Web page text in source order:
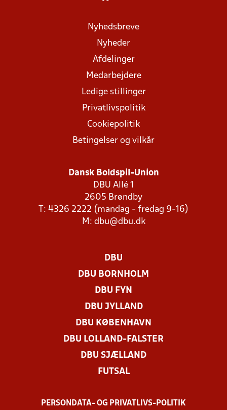
Nyhedsbreve
Nyheder
Afdelinger
Medarbejdere
Ledige stillinger
Privatlivspolitik
Cookiepolitik
Betingelser og vilkår
Dansk Boldspil-Union
DBU Allé 1
2605 Brøndby
T: 4326 2222 (mandag - fredag 9-16)
M: dbu@dbu.dk
DBU
DBU BORNHOLM
DBU FYN
DBU JYLLAND
DBU KØBENHAVN
DBU LOLLAND-FALSTER
DBU SJÆLLAND
FUTSAL
PERSONDATA- OG PRIVATLIVS-POLITIK